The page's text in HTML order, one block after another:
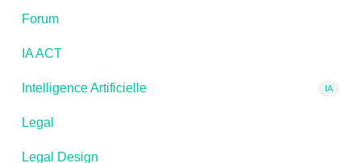
Forum
IA ACT
Intelligence Artificielle IA
Legal
Legal Design